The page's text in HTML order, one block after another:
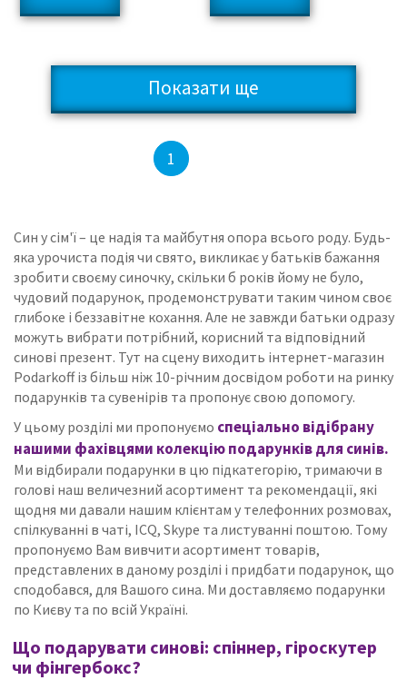
Показати ще
1
Син у сім'ї – це надія та майбутня опора всього роду. Будь-
яка урочиста подія чи свято, викликає у батьків бажання
зробити своєму синочку, скільки б років йому не було,
чудовий подарунок, продемонструвати таким чином своє
глибоке і беззавітне кохання.Але не завжди батьки одразу
можуть вибрати потрібний, корисний та відповідний
синові презент. Тут на сцену виходить інтернет-магазин
Podarkoff із більш ніж 10-річним досвідом роботи на ринку
подарунків та сувенірів та пропонує свою допомогу.
У цьому розділі ми пропонуємо спеціально відібрану
нашими фахівцями колекцію подарунків для синів.
Ми відбирали подарунки в цю підкатегорію, тримаючи в
голові наш величезний асортимент та рекомендації, які
щодня ми давали нашим клієнтам у телефонних розмовах,
спілкуванні в чаті, ICQ, Skype та листуванні поштою. Тому
пропонуємо Вам вивчити асортимент товарів,
представлених в даному розділі і придбати подарунок, що
сподобався, для Вашого сина. Ми доставляємо подарунки
по Києву та по всій Україні.
Що подарувати синові: спіннер, гіроскутер
чи фінгербокс?